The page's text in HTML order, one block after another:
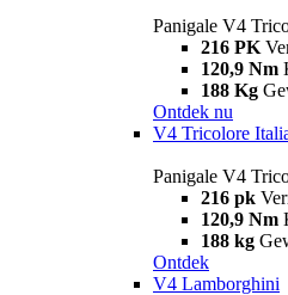
Panigale V4
216 PK
120,9 Nm
188 Kg
Ontdek nu
V4 Tricolore
Panigale V4
216 pk
120,9 Nm
188 kg
Ontdek
V4 Lamborghini